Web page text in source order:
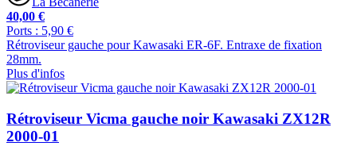
40,00 €
Ports : 5,90 €
Rétroviseur gauche pour Kawasaki ER-6F. Entraxe de fixation
28mm.
Plus d'infos
Rétroviseur Vicma gauche noir Kawasaki ZX12R
2000-01